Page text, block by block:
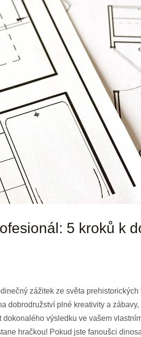
5 kroků k
zážitek ze světa
dobrodružství plné kreativity a
výsledku ve vašem
hračkou! Pokud jste fanoušci